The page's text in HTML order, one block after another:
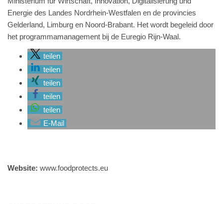
Energie des Landes Nordrhein-Westfalen en de provincies
Gelderland, Limburg en Noord-Brabant. Het wordt begeleid door
het programmamanagement bij de Euregio Rijn-Waal.
teilen
teilen
teilen
teilen
teilen
E-Mail
Website: www.foodprotects.eu